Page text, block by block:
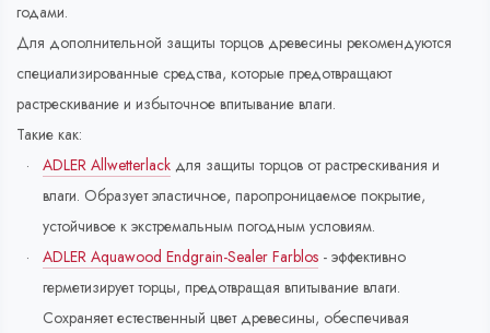
годами.
Для дополнительной защиты торцов древесины рекомендуются
специализированные средства, которые предотвращают
растрескивание и избыточное впитывание влаги.
Такие как:
ADLER Allwetterlack для защиты торцов от растрескивания и
влаги. Образует эластичное, паропроницаемое покрытие,
устойчивое к экстремальным погодным условиям.
ADLER Aquawood Endgrain-Sealer Farblos - эффективно
герметизирует торцы, предотвращая впитывание влаги.
Сохраняет естественный цвет древесины, обеспечивая